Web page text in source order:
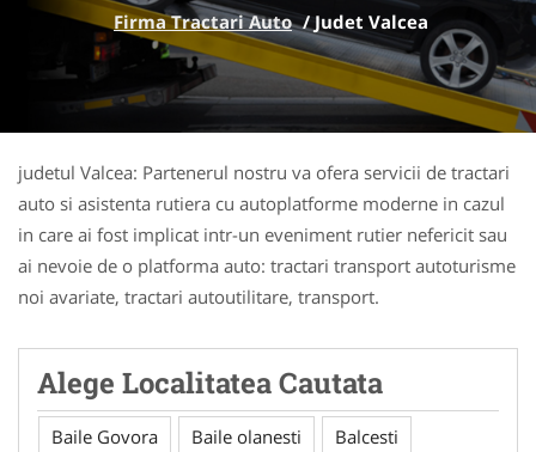
Firma Tractari Auto / Judet Valcea
judetul Valcea: Partenerul nostru va ofera servicii de tractari
auto si asistenta rutiera cu autoplatforme moderne in cazul
in care ai fost implicat intr-un eveniment rutier nefericit sau
ai nevoie de o platforma auto: tractari transport autoturisme
noi avariate, tractari autoutilitare, transport.
Alege Localitatea Cautata
Baile Govora Baile olanesti Balcesti